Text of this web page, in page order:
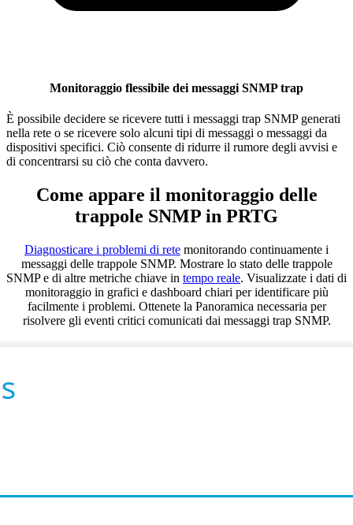
Monitoraggio flessibile dei messaggi SNMP trap
È possibile decidere se ricevere tutti i messaggi trap SNMP generati
nella rete o se ricevere solo alcuni tipi di messaggi o messaggi da
dispositivi specifici. Ciò consente di ridurre il rumore degli avvisi e
di concentrarsi su ciò che conta davvero.
Come appare il monitoraggio delle
trappole SNMP in PRTG
Diagnosticare i problemi di rete monitorando continuamente i
messaggi delle trappole SNMP. Mostrare lo stato delle trappole
SNMP e di altre metriche chiave in tempo reale. Visualizzate i dati di
monitoraggio in grafici e dashboard chiari per identificare più
facilmente i problemi. Ottenete la Panoramica necessaria per
risolvere gli eventi critici comunicati dai messaggi trap SNMP.